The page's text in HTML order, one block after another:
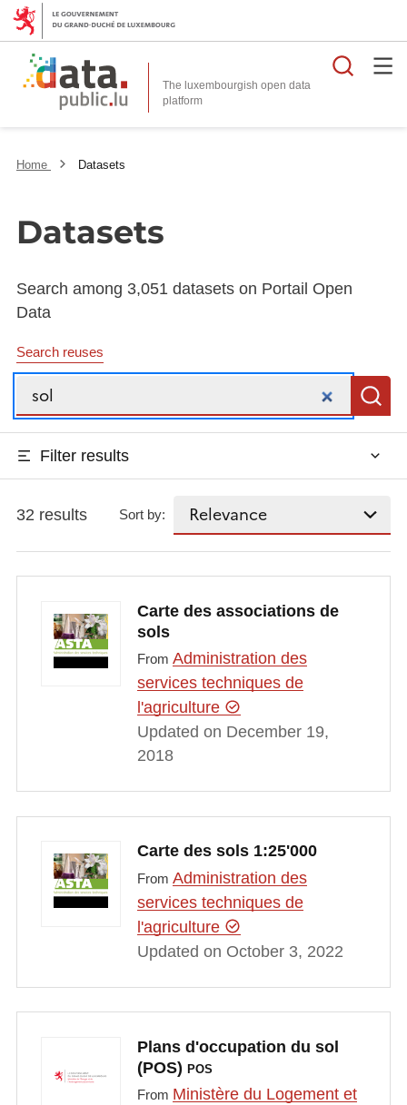
The luxembourgish open data
platform
Home Datasets
Datasets
Search among 3,051 datasets on Portail Open
Data
Search reuses
Search
Filter results
32 results Sort by:
Carte des associations de
sols
From Administration des
services techniques de
l'agriculture
Updated on December 19,
2018
Carte des sols 1:25'000
From Administration des
services techniques de
l'agriculture
Updated on October 3, 2022
Plans d'occupation du sol
(POS) POS
From Ministère du Logement et